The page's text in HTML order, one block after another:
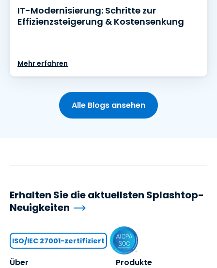
IT-Modernisierung: Schritte zur
Effizienzsteigerung & Kostensenkung
Mehr erfahren
Alle Blogs ansehen
Über Produkte
Erhalten Sie die aktuellsten Splashtop-
Neuigkeiten
ISO/IEC 27001-zertifiziert